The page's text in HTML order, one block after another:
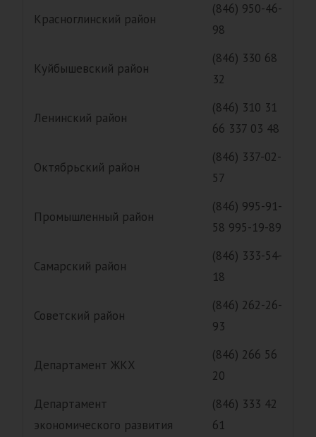
Красноглинский район
(846) 950-46-
98
Куйбышевский район
(846) 330 68
32
Ленинский район
(846) 310 31
66 337 03 48
Октябрьский район
(846) 337-02-
57
Промышленный район
(846) 995-91-
58 995-19-89
Самарский район
(846) 333-54-
18
Советский район
(846) 262-26-
93
Департамент ЖКХ
(846) 266 56
20
Департамент
экономического развития
(846) 333 42
61